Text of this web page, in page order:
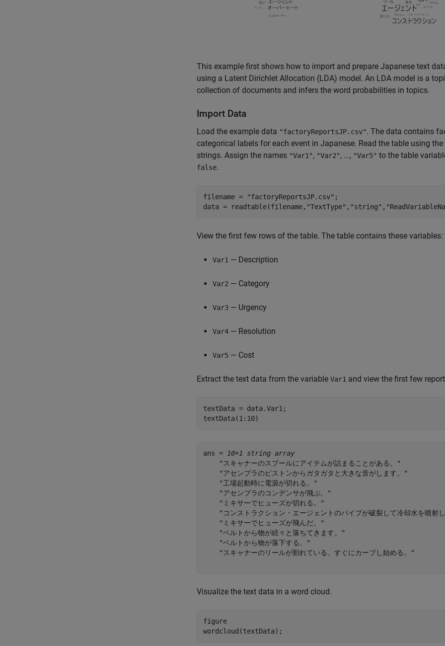
This example first shows how to import and prepare Japanese text
using a Latent Dirichlet Allocation (LDA) model. An LDA model is a
collection of documents and infers the word probabilities in topics.
Import Data
Load the example data "factoryReportsJP.csv". The data contains
categorical labels for each event in Japanese. Read the table using the
strings. Assign the names "Var1", "Var2", ..., "Var5" to the table
false.
filename = "factoryReportsJP.csv" ;
data = readtable(filename, "TextType" , "string" ,
View the first few rows of the table. The table contains these variables:
Var1 — Description
Var2 — Category
Var3 — Urgency
Var4 — Resolution
Var5 — Cost
Extract the text data from the variable Var1 and view the first few
textData = data.Var1;
textData(1:10)
ans =
10×1 string array
    "スキャナーのスプールにアイテムが詰まることがある。"
    "アセンブラのピストンからガタガタと大きな音がします。"
    "工場起動時に電源が切れる。"
    "アセンブラのコンデンサが飛ぶ。"
    "ミキサーでヒューズが切れる。"
"コンストラクション・エージェントのパイプが破裂して冷却水を噴射
    "ミキサーでヒューズが飛んだ。"
    "ベルトから物が続々と落ちてきます。"
    "ベルトから物が落下する。"
    "スキャナーのリールが割れている、すぐにカーブし始める。"
Visualize the text data in a word cloud.
figure
wordcloud(textData);